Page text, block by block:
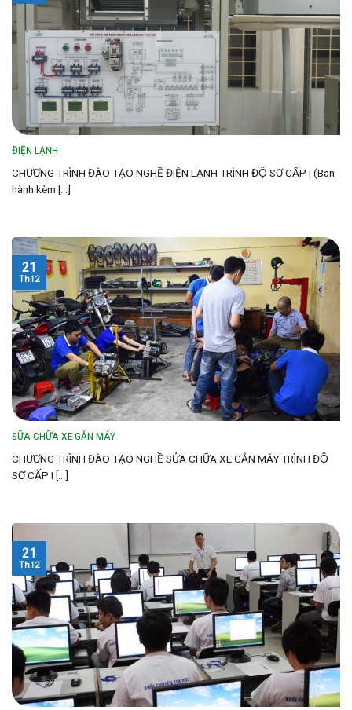
ĐIỆN LẠNH
CHƯƠNG TRÌNH ĐÀO TẠO NGHỀ ĐIỆN LẠNH TRÌNH ĐỘ SƠ CẤP I (Ban
hành kèm [...]
SỮA CHỮA XE GẮN MÁY
CHƯƠNG TRÌNH ĐÀO TẠO NGHỀ SỬA CHỮA XE GẮN MÁY TRÌNH ĐỘ
SƠ CẤP I [...]
21
Th12
21
Th12